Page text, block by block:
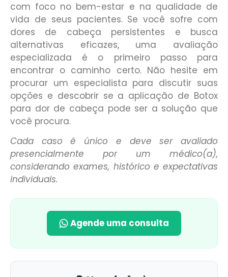
com foco no bem-estar e na qualidade de
vida de seus pacientes. Se você sofre com
dores de cabeça persistentes e busca
alternativas eficazes, uma avaliação
especializada é o primeiro passo para
encontrar o caminho certo. Não hesite em
procurar um especialista para discutir suas
opções e descobrir se a aplicação de Botox
para dor de cabeça pode ser a solução que
você procura.
Cada caso é único e deve ser avaliado
presencialmente por um médico(a),
considerando exames, histórico e expectativas
individuais.
Agende uma consulta